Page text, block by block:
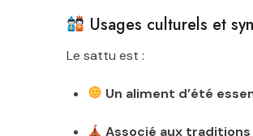
Usages culturels et
Le sattu est :
Un aliment d’été
Associé aux traditions